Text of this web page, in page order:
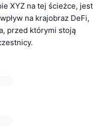
XYZ na tej ścieżce, jest
na krajobraz DeFi,
przed którymi stoją